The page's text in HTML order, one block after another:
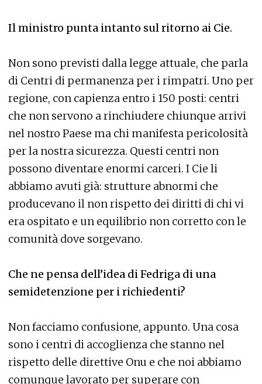
Il ministro punta intanto sul ritorno ai Cie.
Non sono previsti dalla legge attuale, che parla
di Centri di permanenza per i rimpatri. Uno per
regione, con capienza entro i 150 posti: centri
che non servono a rinchiudere chiunque arrivi
nel nostro Paese ma chi manifesta pericolosità
per la nostra sicurezza. Questi centri non
possono diventare enormi carceri. I Cie li
abbiamo avuti già: strutture abnormi che
producevano il non rispetto dei diritti di chi vi
era ospitato e un equilibrio non corretto con le
comunità dove sorgevano.
Che ne pensa dell’idea di Fedriga di una
semidetenzione per i richiedenti?
Non facciamo confusione, appunto. Una cosa
sono i centri di accoglienza che stanno nel
rispetto delle direttive Onu e che noi abbiamo
comunque lavorato per superare con